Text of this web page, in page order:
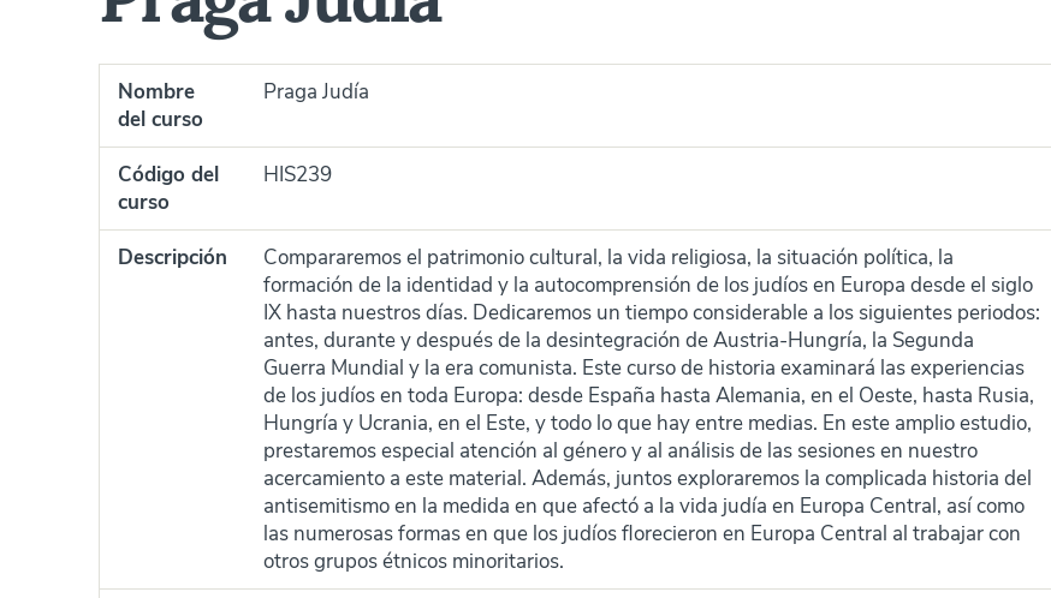
Nombre
del curso
Praga Judía
Código del
curso
HIS239
Descripción
Compararemos el patrimonio cultural, la vida religiosa, la situación política, la
formación de la identidad y la autocomprensión de los judíos en Europa desde el siglo
IX hasta nuestros días. Dedicaremos un tiempo considerable a los siguientes periodos:
antes, durante y después de la desintegración de Austria-Hungría, la Segunda
Guerra Mundial y la era comunista. Este curso de historia examinará las experiencias
de los judíos en toda Europa: desde España hasta Alemania, en el Oeste, hasta Rusia,
Hungría y Ucrania, en el Este, y todo lo que hay entre medias. En este amplio estudio,
prestaremos especial atención al género y al análisis de las sesiones en nuestro
acercamiento a este material. Además, juntos exploraremos la complicada historia del
antisemitismo en la medida en que afectó a la vida judía en Europa Central, así como
las numerosas formas en que los judíos florecieron en Europa Central al trabajar con
otros grupos étnicos minoritarios.